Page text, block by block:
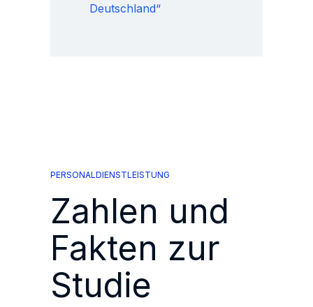
Deutschland“
PERSONALDIENSTLEISTUNG
Zahlen und
Fakten zur
Studie